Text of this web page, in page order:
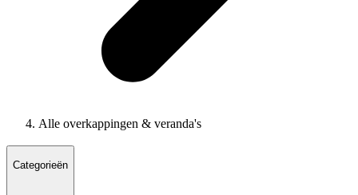
Alle overkappingen & veranda's
Categorieën